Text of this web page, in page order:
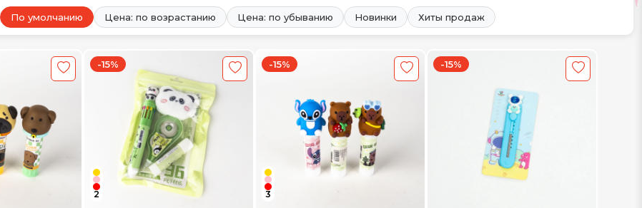
По умолчанию Цена: по возрастанию Цена: по убыванию Новинки Хиты продаж
-15%
2
-15%
3
-15%